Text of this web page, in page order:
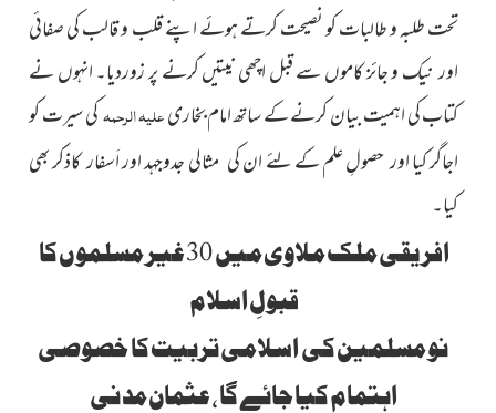
تحت طلبہ و طالبات کو نصیحت کرتے ہوئے اپنے قلب و قالب کی صفائی
اور نیک و جائز کاموں سے قبل اچھی نیتیں کرنے پر زوردیا۔ انہوں نے
کتاب کی اہمیت بیان کرنے کے ساتھ امام بخاریعلیہ الرحمہکی سیرت کو
اجاگر کیا اور حصولِ علم کے لئے ان کی مثالی جدوجہد اور اَسفار کاذکر بھی
کیا۔
افریقی ملک ملاوی میں 30 غیر مسلموں کا
قبولِ اسلام
نو مسلمین کی اسلامی تربیت کا خصوصی
اہتمام کیا جائے گا ، عثمان مدنی